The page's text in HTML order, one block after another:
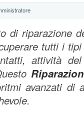
di riparazione
tutti i
attività
avanzati di